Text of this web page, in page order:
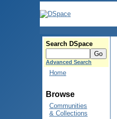
Search DSpace
Advanced Search
Home
Browse
Communities
& Collections